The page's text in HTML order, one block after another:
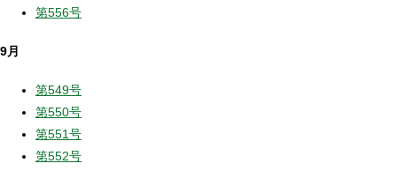
第556号
9月
第549号
第550号
第551号
第552号